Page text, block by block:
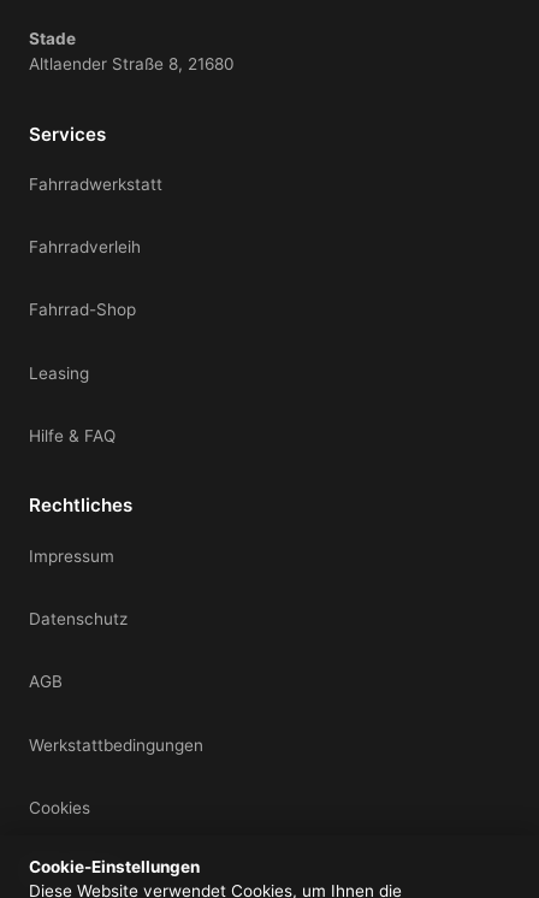
Stade
Altlaender Straße 8, 21680
Services
Fahrradwerkstatt
Fahrradverleih
Fahrrad-Shop
Leasing
Hilfe & FAQ
Rechtliches
Impressum
Datenschutz
AGB
Werkstattbedingungen
Cookies
Mein Konto
Cookie-Einstellungen
Diese Website verwendet Cookies, um Ihnen die